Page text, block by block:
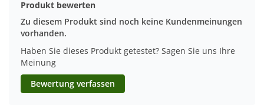
Produkt bewerten
Zu diesem Produkt sind noch keine Kundenmeinungen
vorhanden.
Haben Sie dieses Produkt getestet? Sagen Sie uns Ihre
Meinung
Bewertung verfassen